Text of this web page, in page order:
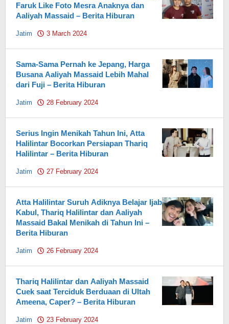
Faruk Like Foto Mesra Anaknya dan
Aaliyah Massaid – Berita Hiburan
Jatim 3 March 2024
Sama-Sama Pernah ke Jepang, Harga
Busana Aaliyah Massaid Lebih Mahal
dari Fuji – Berita Hiburan
Jatim 28 February 2024
Serius Ingin Menikah Tahun Ini, Atta
Halilintar Bocorkan Persiapan Thariq
Halilintar – Berita Hiburan
Jatim 27 February 2024
Atta Halilintar Suruh Adiknya Belajar Ijab
Kabul, Thariq Halilintar dan Aaliyah
Massaid Bakal Menikah di Tahun Ini –
Berita Hiburan
Jatim 26 February 2024
Thariq Halilintar dan Aaliyah Massaid
Cuek saat Terciduk Berduaan di Ultah
Ameena, Caper? – Berita Hiburan
Jatim 23 February 2024